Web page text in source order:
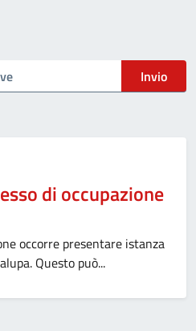
Invio
di occupazione
occorre presentare istanza
Questo può...